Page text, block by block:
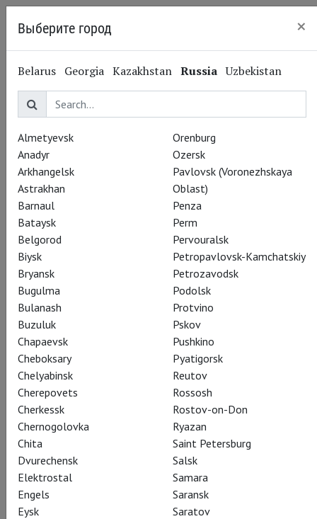
Выберите город ×
Belarus Georgia Kazakhstan Russia Uzbekistan
Almetyevsk
Anadyr
Arkhangelsk
Astrakhan
Barnaul
Bataysk
Belgorod
Biysk
Bryansk
Bugulma
Bulanash
Buzuluk
Chapaevsk
Cheboksary
Chelyabinsk
Cherepovets
Cherkessk
Chernogolovka
Chita
Dvurechensk
Elektrostal
Engels
Eysk
Orenburg
Ozersk
Pavlovsk (Voronezhskaya
Oblast)
Penza
Perm
Pervouralsk
Petropavlovsk-Kamchatskiy
Petrozavodsk
Podolsk
Protvino
Pskov
Pushkino
Pyatigorsk
Reutov
Rossosh
Rostov-on-Don
Ryazan
Saint Petersburg
Salsk
Samara
Saransk
Saratov